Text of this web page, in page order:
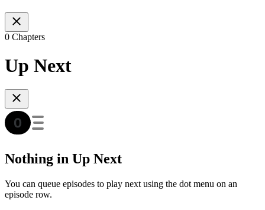
0 Chapters
Up Next
Nothing in Up Next
You can queue episodes to play next using the dot menu on an
episode row.